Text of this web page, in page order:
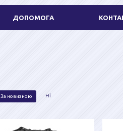
ДОПОМОГА
За новизною Ні